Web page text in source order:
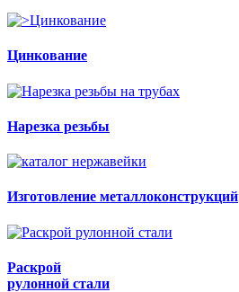
Цинкование
Нарезка резьбы
Изготовление металлоконструкций
Раскрой
рулонной стали